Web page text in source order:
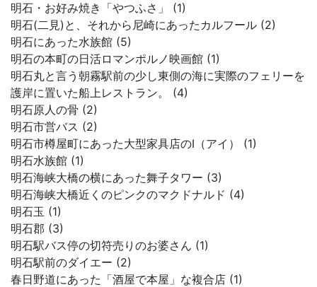
明石・お好み焼き「やつふさ」 (1)
明石(二見)と、それから尼崎にあったカルフール (2)
明石にあった水族館 (5)
明石の本町の日活ロマンポルノ映画館 (1)
明石丸と言う朝霧駅前の少し東側の海に実際のフェリーを
護岸に置いた船上レストラン。 (4)
明石原人の骨 (2)
明石市営バス (2)
明石市樽屋町にあった大型家具店のI（アイ） (1)
明石水族館 (1)
明石海峡大橋の横にあった舞子タワー (3)
明石海峡大橋近くのピンクのマクドナルド (4)
明石玉 (1)
明石郡 (3)
明石駅バス停の切符売りのお婆さん (1)
明石駅前のダイエー (2)
春日野道にあった「酒屋で本屋」な複合店 (1)